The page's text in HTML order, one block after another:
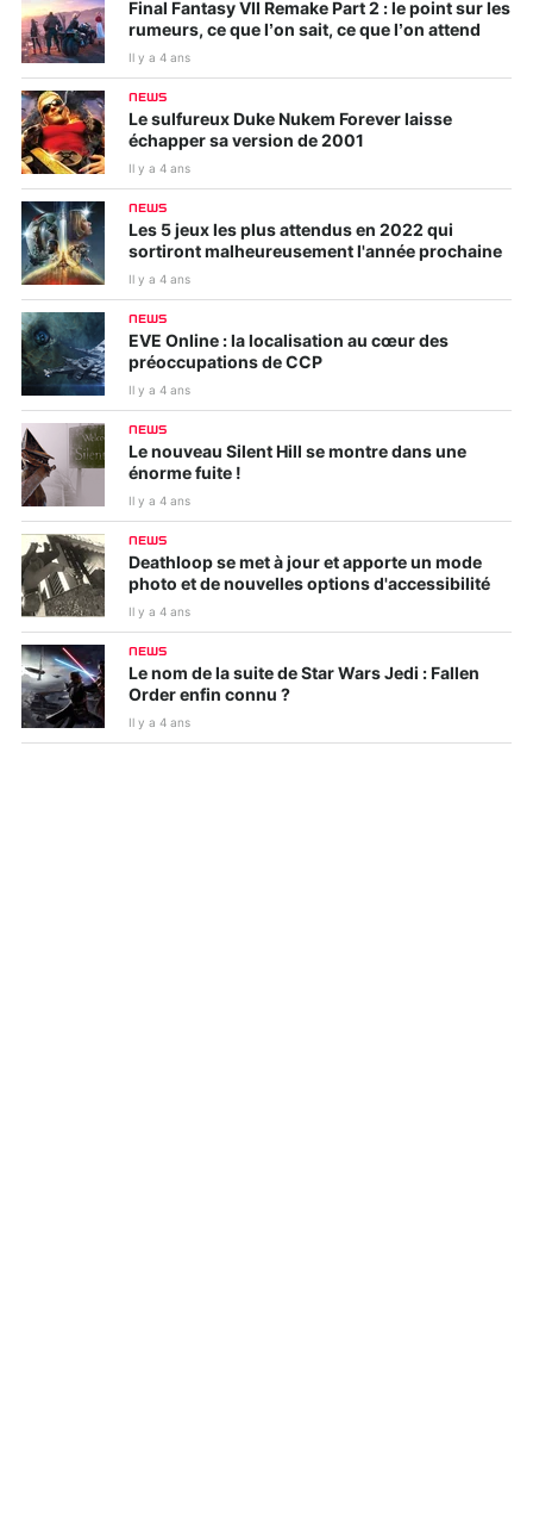
Final Fantasy VII Remake Part 2 : le point sur les
rumeurs, ce que l’on sait, ce que l’on attend
Il y a 4 ans
NEWS
Le sulfureux Duke Nukem Forever laisse
échapper sa version de 2001
Il y a 4 ans
NEWS
Les 5 jeux les plus attendus en 2022 qui
sortiront malheureusement l'année prochaine
Il y a 4 ans
NEWS
EVE Online : la localisation au cœur des
préoccupations de CCP
Il y a 4 ans
NEWS
Le nouveau Silent Hill se montre dans une
énorme fuite !
Il y a 4 ans
NEWS
Deathloop se met à jour et apporte un mode
photo et de nouvelles options d'accessibilité
Il y a 4 ans
NEWS
Le nom de la suite de Star Wars Jedi : Fallen
Order enfin connu ?
Il y a 4 ans